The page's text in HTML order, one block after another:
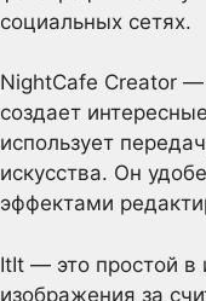
социальных сетях.
NightCafe Creator —
создает
использует
искусства. Он
эффектами
ItIt — это простой в
изображения за